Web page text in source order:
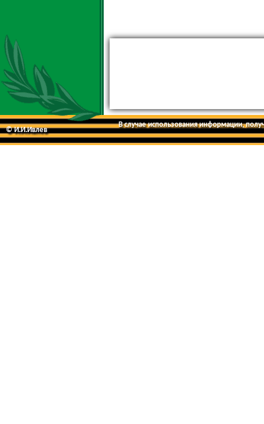
© И.И.Ивлев
В случае использования информации,